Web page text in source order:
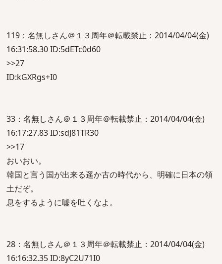
119：名無しさん＠１３周年＠転載禁止：2014/04/04(金)
16:31:58.30 ID:5dETc0d60
>>27
ID:kGXRgs+I0
33：名無しさん＠１３周年＠転載禁止：2014/04/04(金)
16:17:27.83 ID:sdJ81TR30
>>17
おいおい。
韓国と言う国が出来る遥か古の時代から、明確に日本の領
土だぞ。
息をするように嘘を吐くなよ。
28：名無しさん＠１３周年＠転載禁止：2014/04/04(金)
16:16:32.35 ID:8yC2U71I0